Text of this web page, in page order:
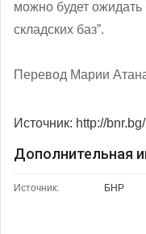
можно будет
складских баз”.
Перевод Марии
Источник: http://bnr.bg/
Дополнительная
Источник: БНР